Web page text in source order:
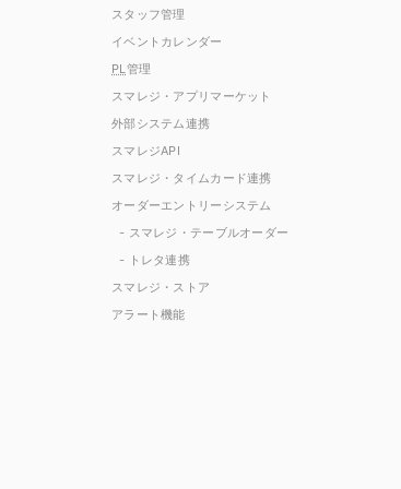
スタッフ管理
イベントカレンダー
PL管理
スマレジ・アプリマーケット
外部システム連携
スマレジAPI
スマレジ・タイムカード連携
オーダーエントリーシステム
- スマレジ・テーブルオーダー
- トレタ連携
スマレジ・ストア
アラート機能